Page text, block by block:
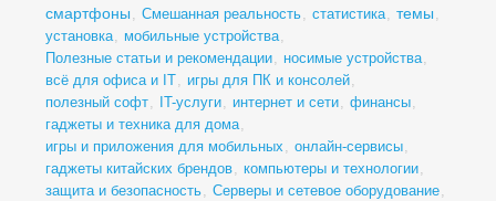
смартфоны , Смешанная реальность, статистика, темы ,
установка, мобильные устройства,
Полезные статьи и рекомендации, носимые устройства,
всё для офиса и IT, игры для ПК и консолей,
полезный софт, IT-услуги, интернет и сети, финансы,
гаджеты и техника для дома,
игры и приложения для мобильных , онлайн-сервисы,
гаджеты китайских брендов, компьютеры и технологии,
защита и безопасность, Серверы и сетевое оборудование,